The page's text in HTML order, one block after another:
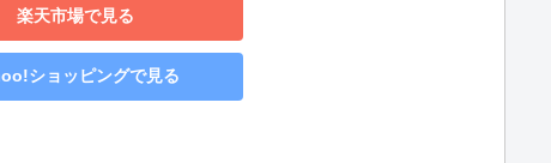
楽天市場で見る
ショッピングで見る